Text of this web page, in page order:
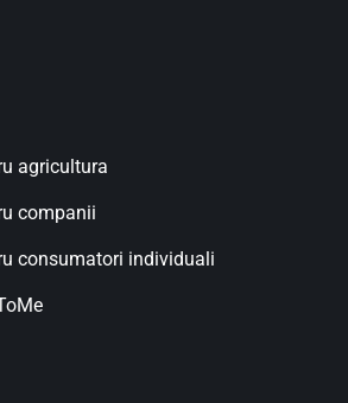
agricultura
companii
consumatori individuali